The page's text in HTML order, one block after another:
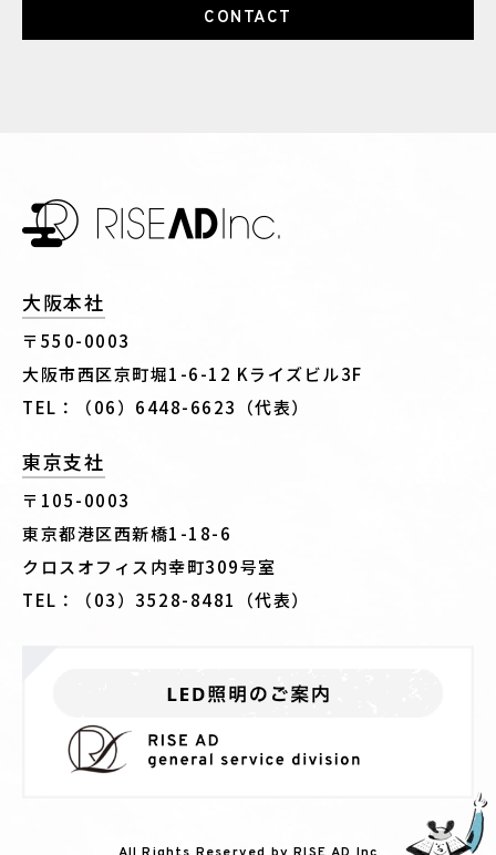
CONTACT
大阪本社
〒550-0003
大阪市西区京町堀1-6-12 Kライズビル3F
TEL：（06）6448-6623（代表）
東京支社
〒105-0003
東京都港区西新橋1-18-6
クロスオフィス内幸町309号室
TEL：（03）3528-8481（代表）